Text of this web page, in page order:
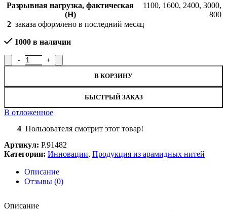
Разрывная нагрузка, фактическая
(H)
1100, 1600, 2400, 3000,
800
2 заказа оформлено в последний месяц
1000 в наличии
Количество товара Лента ременная с мета-арамидной пряжей
В КОРЗИНУ
БЫСТРЫЙ ЗАКАЗ
В отложенное
4 Пользователя смотрит этот товар!
Артикул: Р.91482
Категории: Инновации, Продукция из арамидных нитей
Описание
Отзывы (0)
Описание